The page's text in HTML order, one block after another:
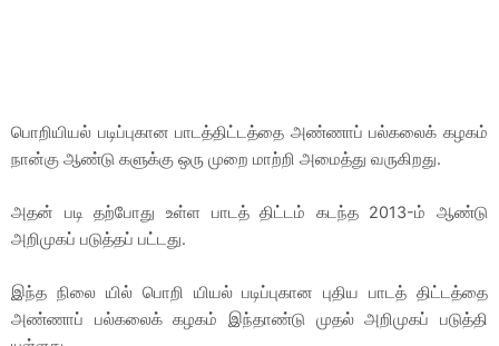
பொறியியல் படிப்புகான பாடத்திட்டத்தை அண்ணாப் பல்கலைக் கழகம்
நான்கு ஆண்டு களுக்கு ஒரு முறை மாற்றி அமைத்து வருகிறது.
அதன் படி தற்போது உள்ள பாடத் திட்டம் கடந்த 2013-ம் ஆண்டு
அறிமுகப் படுத்தப் பட்டது.
இந்த நிலை யில் பொறி யியல் படிப்புகான புதிய பாடத் திட்டத்தை
அண்ணாப் பல்கலைக் கழகம் இந்தாண்டு முதல் அறிமுகப் படுத்தி